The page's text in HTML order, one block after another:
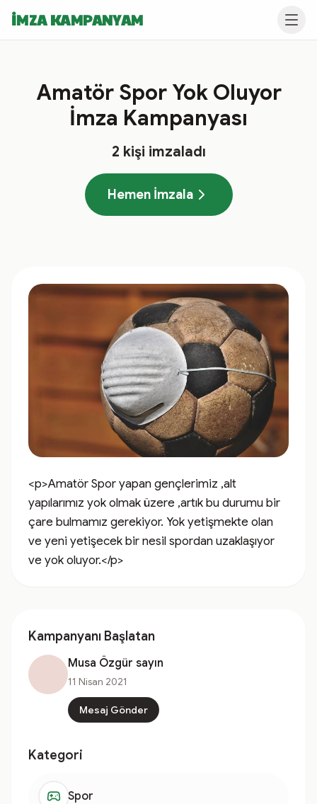
İMZA KAMPANYAM
Amatör Spor Yok Oluyor
İmza Kampanyası
2 kişi imzaladı
Hemen İmzala
<p>Amatör Spor yapan gençlerimiz ,alt
yapılarımız yok olmak üzere ,artık bu durumu bir
çare bulmamız gerekiyor. Yok yetişmekte olan
ve yeni yetişecek bir nesil spordan uzaklaşıyor
ve yok oluyor.</p>
Kampanyanı Başlatan
Musa Özgür sayın
11 Nisan 2021
Mesaj Gönder
Kategori
Spor